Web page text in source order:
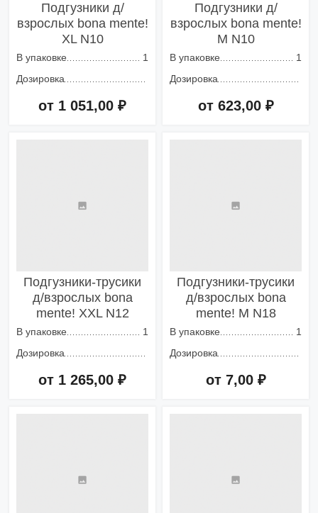
Подгузники д/
взрослых bona mente!
XL N10
В упаковке
1
Дозировка
от 1 051,00 ₽
Подгузники д/
взрослых bona mente!
M N10
В упаковке
1
Дозировка
от 623,00 ₽
Подгузники-трусики
д/взрослых bona
mente! XXL N12
В упаковке
1
Дозировка
от 1 265,00 ₽
Подгузники-трусики
д/взрослых bona
mente! M N18
В упаковке
1
Дозировка
от 7,00 ₽